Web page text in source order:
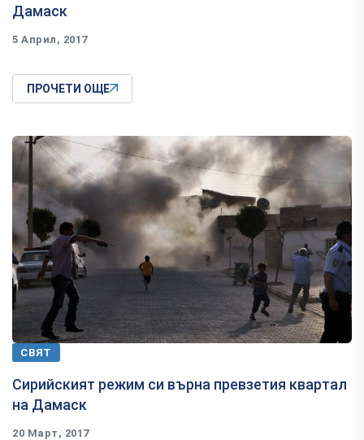
Дамаск
5 Април, 2017
ПРОЧЕТИ ОЩЕ
СВЯТ
Сирийският режим си върна превзетия квартал
на Дамаск
20 Март, 2017